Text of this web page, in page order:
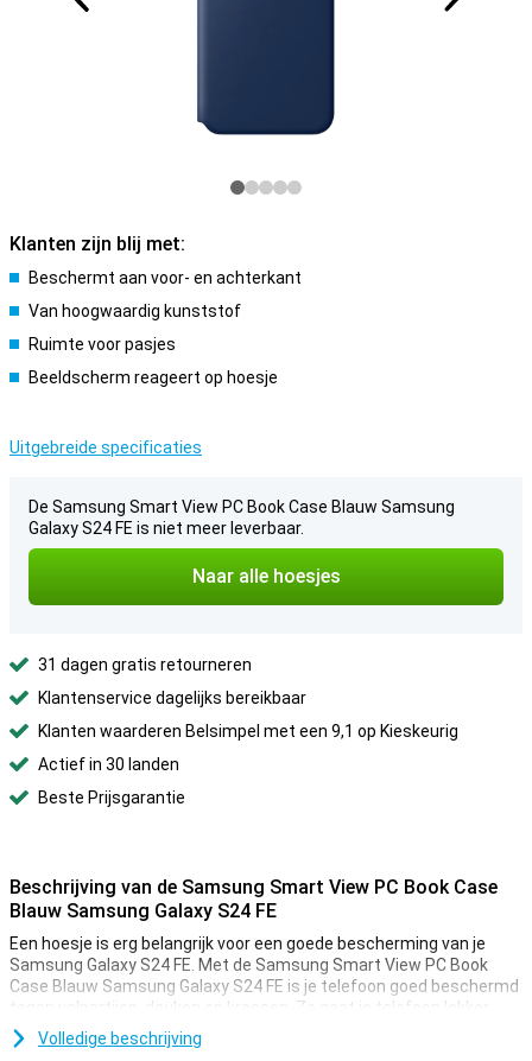
Klanten zijn blij met:
Beschermt aan voor- en achterkant
Van hoogwaardig kunststof
Ruimte voor pasjes
Beeldscherm reageert op hoesje
Uitgebreide specificaties
De Samsung Smart View PC Book Case Blauw Samsung
Galaxy S24 FE is niet meer leverbaar.
Naar alle hoesjes
31 dagen gratis retourneren
Klantenservice dagelijks bereikbaar
Klanten waarderen Belsimpel met een 9,1 op Kieskeurig
Actief in 30 landen
Beste Prijsgarantie
Beschrijving van de Samsung Smart View PC Book Case
Blauw Samsung Galaxy S24 FE
Een hoesje is erg belangrijk voor een goede bescherming van je
Samsung Galaxy S24 FE. Met de Samsung Smart View PC Book
Case Blauw Samsung Galaxy S24 FE is je telefoon goed beschermd
tegen valpartijen, deuken en krassen. Zo gaat je telefoon lekker
lang mee.
Volledige beschrijving